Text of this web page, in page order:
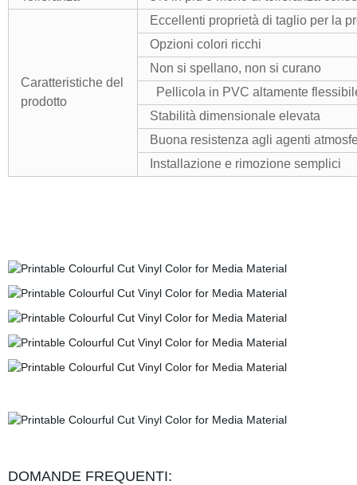
Caratteristiche del
prodotto
Eccellenti proprietà di taglio per la
Opzioni colori ricchi
Non si spellano, non si curano
Pellicola in PVC altamente
Stabilità dimensionale elevata
Buona resistenza agli agenti
Installazione e rimozione semplici
DOMANDE FREQUENTI: